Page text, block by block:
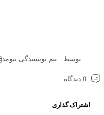
توسط : تیم نویسندگی نیومد
0 دیدگاه
اشتراک گذاری